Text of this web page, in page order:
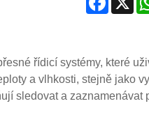
řídicí systémy, které
a vlhkosti, stejně jako
sledovat a zaznamenávat